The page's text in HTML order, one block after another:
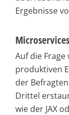
Ergebnisse
Auf die
produktiven
der
Drittel
wie der JAX